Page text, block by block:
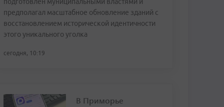
предполагал масштабное обновление зданий с
восстановлением исторической идентичности
этого уникального уголка
сегодня, 10:19
В Приморье